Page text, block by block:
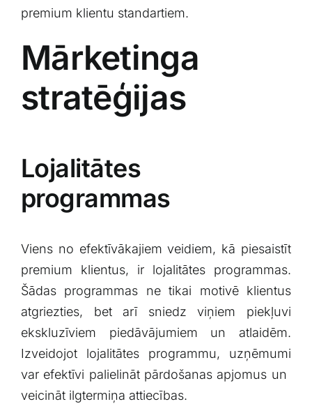
premium klientu standartiem.
Mārketinga
stratēģijas
Lojalitātes‍
programmas
Viens no efektīvākajiem veidiem, kā piesaistīt⁢
premium ​klientus, ir lojalitātes⁣ programmas.
Šādas programmas ne tikai motivē klientus
atgriezties, bet arī​ sniedz viņiem ‌piekļuvi
ekskluzīviem piedāvājumiem un atlaidēm.
Izveidojot lojalitātes programmu, ‍uzņēmumi
var efektīvi palielināt pārdošanas ⁢apjomus‍ un ​
veicināt ilgtermiņa ‍attiecības.